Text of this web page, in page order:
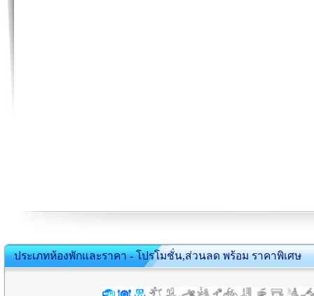
ประเภทห้องพักและราคา - โปรโมชั่น,ส่วนลด พร้อม ราคาพิเศษ